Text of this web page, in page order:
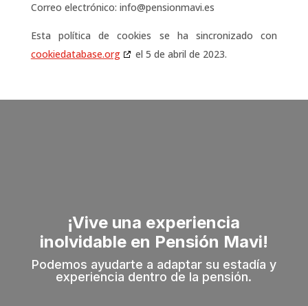
Correo electrónico: info@pensionmavi.es
Esta política de cookies se ha sincronizado con
cookiedatabase.org
el 5 de abril de 2023.
¡Vive una experiencia
inolvidable en Pensión Mavi!
Podemos ayudarte a adaptar su estadía y
experiencia dentro de la pensión.